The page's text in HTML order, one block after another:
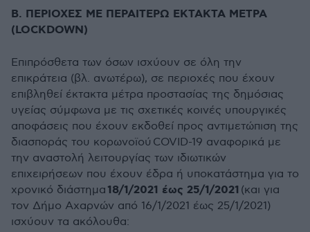
Β. ΠΕΡΙΟΧΕΣ ΜΕ ΠΕΡΑΙΤΕΡΩ ΕΚΤΑΚΤΑ ΜΕΤΡΑ
(LOCKDOWN)
Επιπρόσθετα των όσων ισχύουν σε όλη την
επικράτεια (βλ. ανωτέρω), σε περιοχές που έχουν
επιβληθεί έκτακτα μέτρα προστασίας της δημόσιας
υγείας σύμφωνα με τις σχετικές κοινές υπουργικές
αποφάσεις που έχουν εκδοθεί προς αντιμετώπιση της
διασποράς του κορωνοϊού COVID-19 αναφορικά με
την αναστολή λειτουργίας των ιδιωτικών
επιχειρήσεων που έχουν έδρα ή υποκατάστημα για το
χρονικό διάστημα 18/1/2021 έως 25/1/2021 (και για
τον Δήμο Αχαρνών από 16/1/2021 έως 25/1/2021)
ισχύουν τα ακόλουθα: